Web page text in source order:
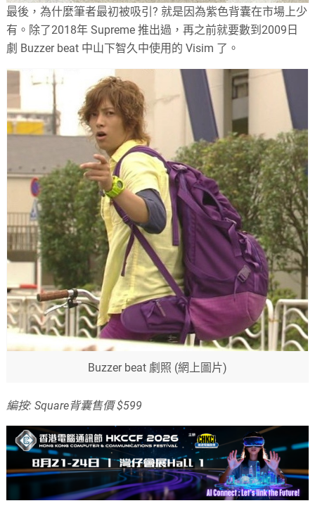
最後，為什麼筆者最初被吸引? 就是因為紫色背囊在市場上少
有。除了2018年 Supreme 推出過，再之前就要數到2009日
劇 Buzzer beat 中山下智久中使用的 Visim 了。
Buzzer beat 劇照 (網上圖片)
編按: Square背囊售價 $599